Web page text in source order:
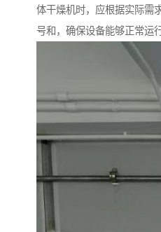
体干燥机时，应根据实际需
号和，确保设备能够正常运